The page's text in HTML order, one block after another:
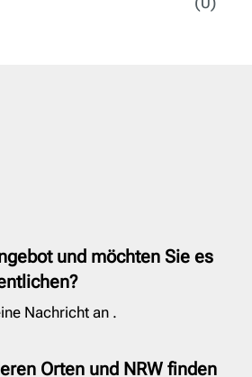
und möchten Sie es
Nachricht an .
Orten und NRW finden